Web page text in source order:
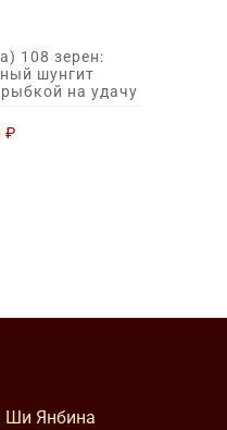
108 зерен:
шунгит
на удачу
₽
Ши Янбина